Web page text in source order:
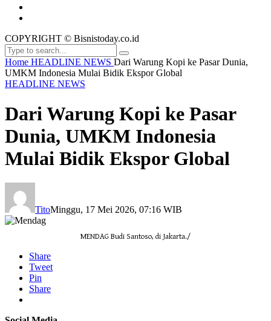
COPYRIGHT © Bisnistoday.co.id
Home HEADLINE NEWS Dari Warung Kopi ke Pasar Dunia,
UMKM Indonesia Mulai Bidik Ekspor Global
HEADLINE NEWS
Dari Warung Kopi ke Pasar
Dunia, UMKM Indonesia
Mulai Bidik Ekspor Global
TitoMinggu, 17 Mei 2026, 07:16 WIB
MENDAG Budi Santoso, di Jakarta./
Share
Tweet
Pin
Share